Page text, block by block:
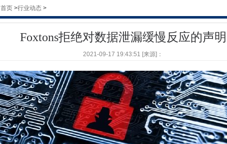
MP告诉沟官方电子邮件通过黑客害怕
IR35改革：谁补偿雇主的倪谁将IT承包商带到口袋里
NCSC在Microsoft Exchange修补程序上发出紧急警报
IBM眼中的混合云机会
腾讯云打开印度尼西亚数据中心
澳大利亚和印度在关键技术方面
RDP，SSH通过遥控工作揭露图表
首页 >行业动态 >
Foxtons拒绝对数据泄漏缓慢反应的声明
2021-09-17 19:43:51 [来源]：